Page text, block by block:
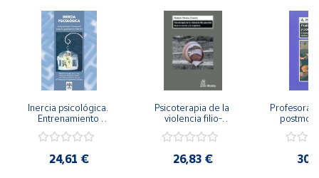
Inercia psicológica.
Entrenamiento
Igualdad de Género.
24,61 €
Psicoterapia de la
violencia filio-
secreto y la
26,83 €